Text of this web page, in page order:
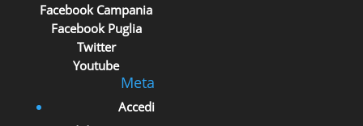
Facebook Campania
Facebook Puglia
Twitter
Youtube
Meta
Accedi